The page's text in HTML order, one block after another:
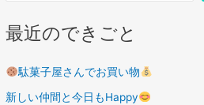
最近のできごと
駄菓子屋さんでお買い物
新しい仲間と今日もHappy